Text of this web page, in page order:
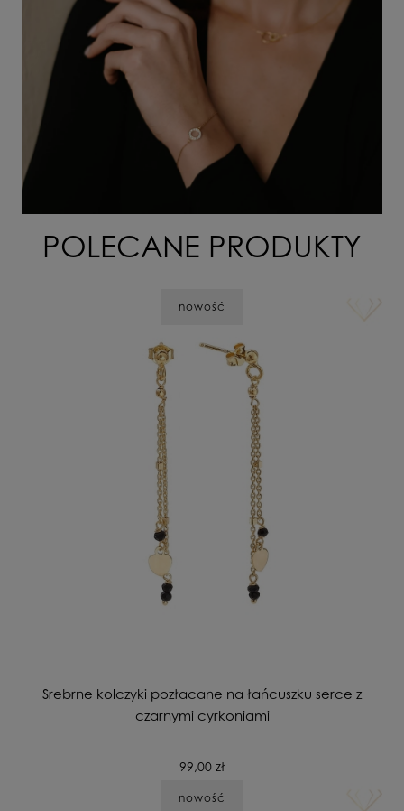
POLECANE PRODUKTY
Srebrne kolczyki pozłacane na łańcuszku serce z
czarnymi cyrkoniami
99,00 zł
nowość
nowość